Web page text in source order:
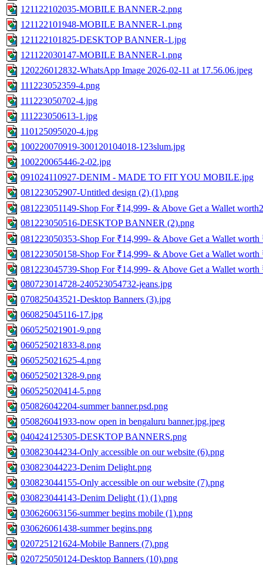
121122102035-MOBILE BANNER-2.png
121122101948-MOBILE BANNER-1.png
121122101825-DESKTOP BANNER-1.jpg
121122030147-MOBILE BANNER-1.png
120226012832-WhatsApp Image 2026-02-11 at 17.56.06.jpeg
111223052359-4.png
111223050702-4.jpg
111223050613-1.jpg
110125095020-4.jpg
100220070919-300120104018-123slum.jpg
100220065446-2-02.jpg
091024110927-DENIM - MADE TO FIT YOU MOBILE.jpg
081223052907-Untitled design (2) (1).png
081223051149-Shop For ₹14,999- & Above Get a Wallet
081223050516-DESKTOP BANNER (2).png
081223050353-Shop For ₹14,999- & Above Get a Wallet worth
081223050158-Shop For ₹14,999- & Above Get a Wallet worth
081223045739-Shop For ₹14,999- & Above Get a Wallet worth
080723014728-240523054732-jeans.jpg
070825043521-Desktop Banners (3).jpg
060825045116-17.jpg
060525021901-9.png
060525021833-8.png
060525021625-4.png
060525021328-9.png
060525020414-5.png
050826042204-summer banner.psd.png
050826041933-now open in bengaluru banner.jpg.jpeg
040424125305-DESKTOP BANNERS.png
030823044234-Only accessible on our website (6).png
030823044223-Denim Delight.png
030823044155-Only accessible on our website (7).png
030823044143-Denim Delight (1) (1).png
030626063156-summer begins mobile (1).png
030626061438-summer begins.png
020725121624-Mobile Banners (7).png
020725050124-Desktop Banners (10).png